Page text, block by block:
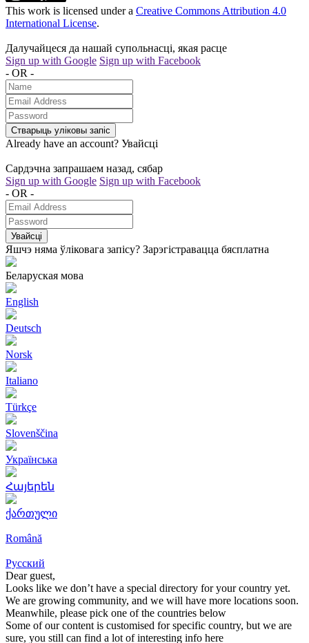
This work is licensed under a Creative Commons Attribution 4.0
International License.
Далучайцеся да нашай супольнасці, якая расце
Sign up with Google Sign up with Facebook
- OR -
Стварыць уліковы запіс
Already have an account? Увайсці
Сардэчна запрашаем назад, сябар
Sign up with Google Sign up with Facebook
- OR -
Увайсці
Яшчэ няма ўліковага запісу? Зарэгістравацца бясплатна
Беларуская мова
English
Deutsch
Norsk
Italiano
Türkçe
Slovenščina
Українська
Հայերեն
ქართული
Română
Русский
Dear guest,
Looks like we don’t have a special directory for your country yet.
We are growing community, and we will have more locations soon.
Meanwhile, please pick one of the countries below
Some of our content is customised for specific country, but we are
sure, you still can find a lot of interesting info here